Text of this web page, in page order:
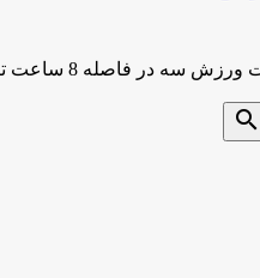
افتتاحیه المپیک ریو 2016 …
search